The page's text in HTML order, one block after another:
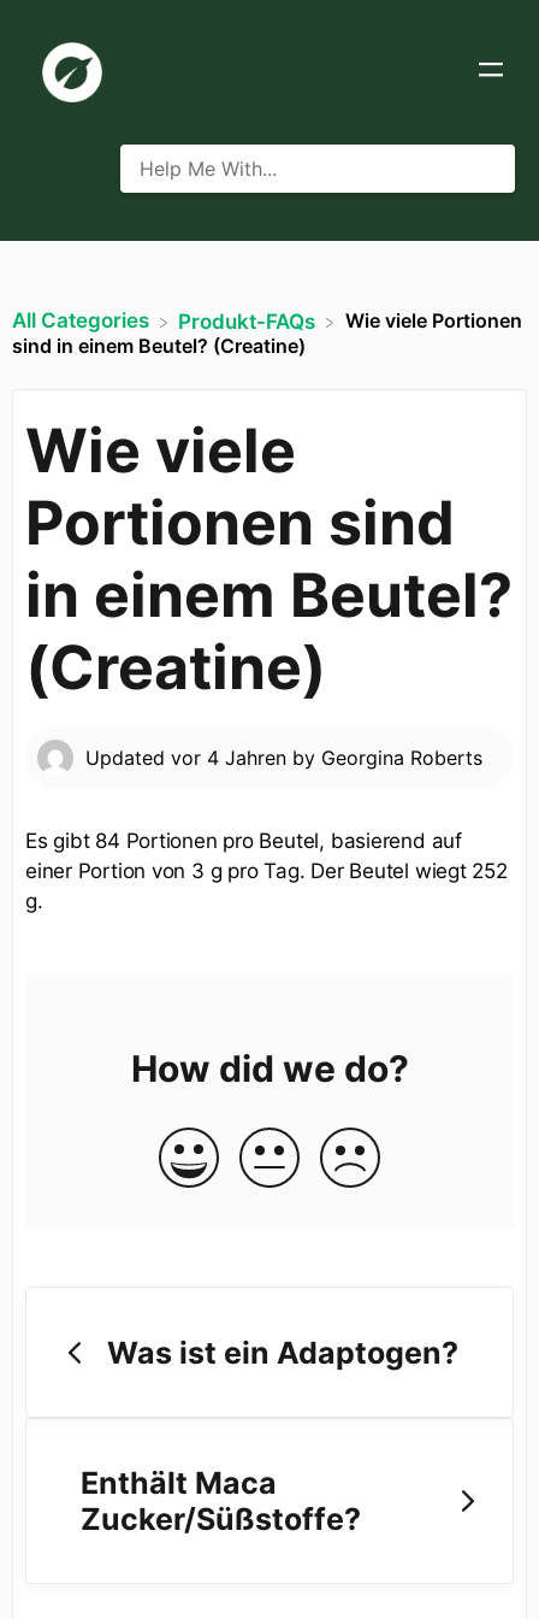
All Categories ​Produkt-FAQs
Wie viele Portionen
sind in einem Beutel? (Creatine)
Wie viele
Portionen sind
in einem Beutel?
(Creatine)
Updated vor 4 Jahren by Georgina Roberts
Es gibt 84 Portionen pro Beutel, basierend auf
einer Portion von 3 g pro Tag. Der Beutel wiegt 252
g.
How did we do?
Was ist ein Adaptogen?
Enthält Maca
Zucker/Süßstoffe?